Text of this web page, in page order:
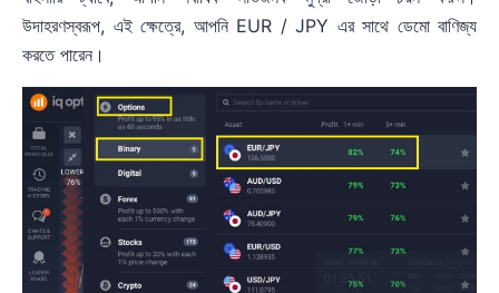
উদাহরণস্বরূপ, এই ক্ষেত্রে, আপনি EUR / JPY এর সাথে ডেমো বাণিজ্য
করতে পারেন।